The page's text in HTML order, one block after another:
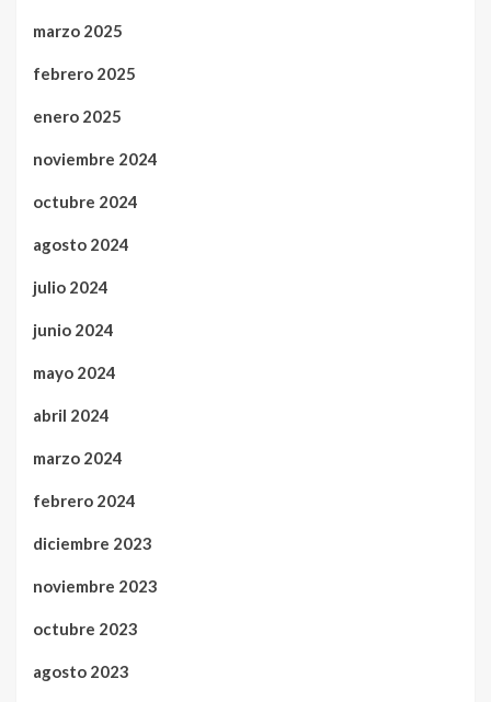
marzo 2025
febrero 2025
enero 2025
noviembre 2024
octubre 2024
agosto 2024
julio 2024
junio 2024
mayo 2024
abril 2024
marzo 2024
febrero 2024
diciembre 2023
noviembre 2023
octubre 2023
agosto 2023